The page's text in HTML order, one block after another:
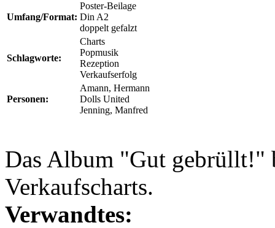
Umfang/Format:
Poster-Beilage
Din A2
doppelt gefalzt
Schlagworte:
Charts
Popmusik
Rezeption
Verkaufserfolg
Personen:
Amann, Hermann
Dolls United
Jenning, Manfred
Das Album "Gut gebrüllt!"
Verkaufscharts.
Verwandtes: